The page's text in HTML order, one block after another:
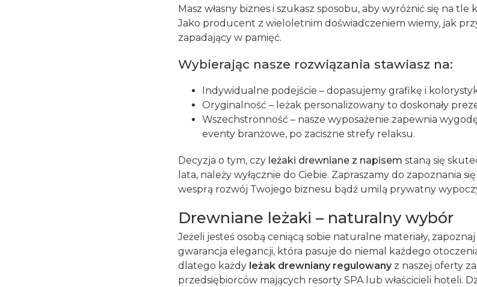
Masz własny biznes i szukasz sposobu, aby wyróżnić się na
Jako producent z wieloletnim doświadczeniem wiemy, jak
zapadający w pamięć.
Wybierając nasze rozwiązania stawiasz na:
Indywidualne podejście – dopasujemy grafikę i
Oryginalność – leżak personalizowany to doskonały
Wszechstronność – nasze wyposażenie zapewnia
eventy branżowe, po zaciszne strefy relaksu.
Decyzja o tym, czy leżaki drewniane z napisem staną się
lata, należy wyłącznie do Ciebie. Zapraszamy do zapoznania
wesprą rozwój Twojego biznesu bądź umilą prywatny
Drewniane leżaki – naturalny wybór
Jeżeli jesteś osobą ceniącą sobie naturalne materiały, zapoznaj
gwarancja elegancji, która pasuje do niemal każdego
dlatego każdy leżak drewniany regulowanyz naszej oferty
przedsiębiorców mających resorty SPA lub właścicieli